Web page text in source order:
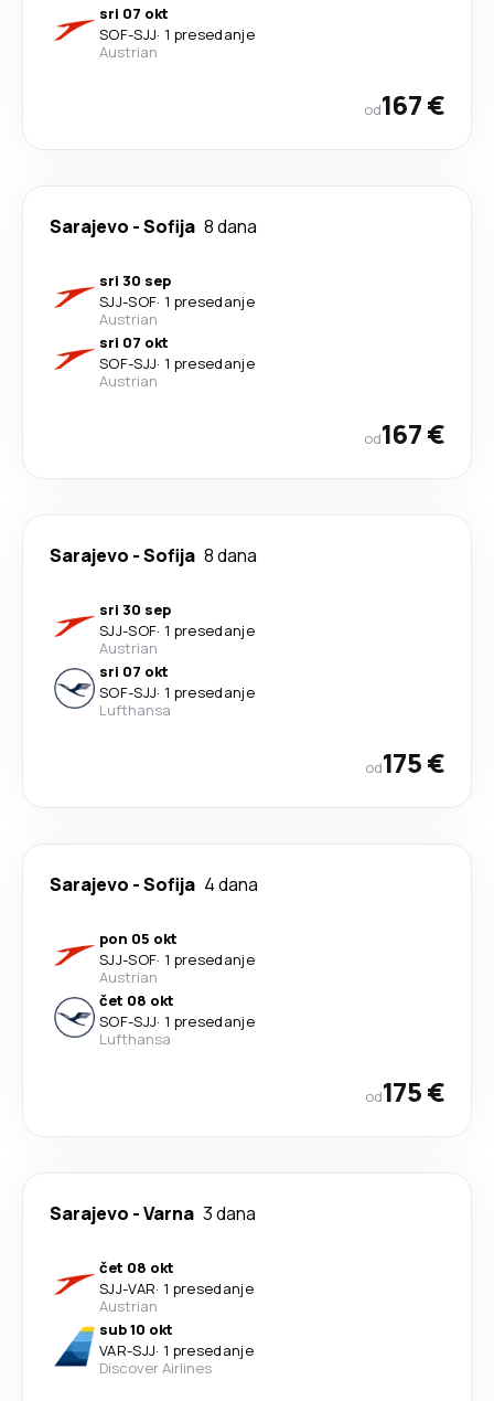
sri 07 okt
SOF-SJJ· 1 presedanje
Austrian
od167 €
Sarajevo -Sofija 8 dana
sri 30 sep
SJJ-SOF· 1 presedanje
Austrian
sri 07 okt
SOF-SJJ· 1 presedanje
Austrian
od167 €
Sarajevo -Sofija 8 dana
sri 30 sep
SJJ-SOF· 1 presedanje
Austrian
sri 07 okt
SOF-SJJ· 1 presedanje
Lufthansa
od175 €
Sarajevo -Sofija 4 dana
pon 05 okt
SJJ-SOF· 1 presedanje
Austrian
čet 08 okt
SOF-SJJ· 1 presedanje
Lufthansa
od175 €
Sarajevo -Varna 3 dana
čet 08 okt
SJJ-VAR· 1 presedanje
Austrian
sub 10 okt
VAR-SJJ· 1 presedanje
Discover Airlines